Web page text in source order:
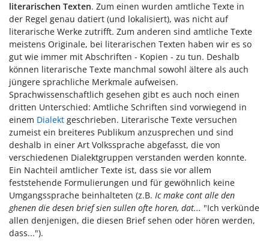
literarischen Texten. Zum einen wurden amtliche Texte in
der Regel genau datiert (und lokalisiert), was nicht auf
literarische Werke zutrifft. Zum anderen sind amtliche Texte
meistens Originale, bei literarischen Texten haben wir es so
gut wie immer mit Abschriften - Kopien - zu tun. Deshalb
können literarische Texte manchmal sowohl ältere als auch
jüngere sprachliche Merkmale aufweisen.
Sprachwissenschaftlich gesehen gibt es auch noch einen
dritten Unterschied: Amtliche Schriften sind vorwiegend in
einem Dialekt geschrieben. Literarische Texte versuchen
zumeist ein breiteres Publikum anzusprechen und sind
deshalb in einer Art Volkssprache abgefasst, die von
verschiedenen Dialektgruppen verstanden werden konnte.
Ein Nachteil amtlicher Texte ist, dass sie vor allem
feststehende Formulierungen und für gewöhnlich keine
Umgangssprache beinhalteten (z.B. Ic make cont alle den
ghenen die desen brief sien sullen ofte horen, dat... "Ich verkünde
allen denjenigen, die diesen Brief sehen oder hören werden,
dass...").